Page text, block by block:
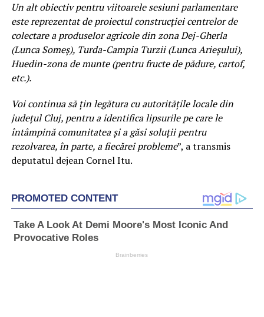
Un alt obiectiv pentru viitoarele sesiuni parlamentare
este reprezentat de proiectul construcției centrelor de
colectare a produselor agricole din zona Dej-Gherla
(Lunca Someș), Turda-Campia Turzii (Lunca Arieșului),
Huedin-zona de munte (pentru fructe de pădure, cartof,
etc.).
Voi continua să țin legătura cu autoritățile locale din
județul Cluj, pentru a identifica lipsurile pe care le
întâmpină comunitatea și a găsi soluții pentru
rezolvarea, în parte, a fiecărei probleme”, a transmis
deputatul dejean Cornel Itu.